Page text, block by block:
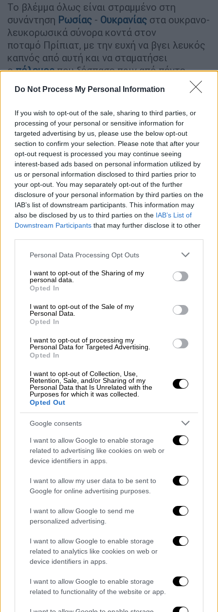
Do Not Process My Personal Information
If you wish to opt-out of the sale, sharing to third parties, or
processing of your personal or sensitive information for
targeted advertising by us, please use the below opt-out
section to confirm your selection. Please note that after your
opt-out request is processed you may continue seeing
interest-based ads based on personal information utilized by
us or personal information disclosed to third parties prior to
your opt-out. You may separately opt-out of the further
disclosure of your personal information by third parties on the
IAB’s list of downstream participants. This information may
also be disclosed by us to third parties on the IAB’s List of
Downstream Participants that may further disclose it to other
Please note that this website/app uses one or more Google
not limited to your visit or usage behaviour. You may click to
grant or deny consent to Google and its third-party tags to
use your data for below specified purposes in below Google
consent section.
Personal Data Processing Opt Outs
I want to opt-out of the Sharing of my
personal data.
Opted In
I want to opt-out of the Sale of my
Personal Data.
Opted In
I want to opt-out of processing my
Personal Data for Targeted Advertising.
Opted In
I want to opt-out of Collection, Use,
Retention, Sale, and/or Sharing of my
Personal Data that Is Unrelated with the
Purposes for which it was collected.
Opted Out
Google consents
I want to allow Google to enable storage
related to advertising like cookies on web or
device identifiers in apps.
I want to allow my user data to be sent to
Google for online advertising purposes.
I want to allow Google to send me
personalized advertising.
I want to allow Google to enable storage
related to analytics like cookies on web or
device identifiers in apps.
I want to allow Google to enable storage
related to functionality of the website or app.
Το βλέμμα όλως είναι στραμμένο στη
συνάντηση Ρωσίας - Ουκρανίας στα ουκρανο-
λευκορωσικά σύνορα κοντά στον
ποταμό Πρίπιατ, με την ευχή να βγει λευκός
καπνός από αυτή και να σταματήσει
οπόλεμοςπου ξέσπασε πριν από πέντε
την Κυριακή ανακοίνωσε ότι οι ουκρανικές
και ρωσικές αντιπροσωπείες θα
συναντηθούν χωρίς προϋποθέσεις στο
Πριπιάτ της Λευκορωσίας.
Δείτε λεπτό προς λεπτό τις εξελίξεις στο
live blog του ethnos.gr
Το υπουργείο Εξωτερικών τηςΛευκορωσίας
δημοσίευσε μια φωτογραφία από τον τόπο
διεξαγωγής των σημερινών
φιλοξενηθούν οι διαπραγματεύσεις Ρωσίας-
Ουκρανίας. Περιμένοντας να φτάσουν οι
αντιπροσωπείες», ανέφερε το υπουργείο σε
tweet γύρω στις 9 το πρωί τοπική ώρα.
⚡️🇷🇺🇧🇾🇺🇦In Belarus, everything
is ready to host Russia-Ukraine
to arrive
pic.twitter.com/WSnPMyChwg
— Belarus MFA 🇧🇾 (@BelarusMFA)
February 28, 2022
Ο Ζελένσκι είπε ότι δεν είναι σίγουρος ότι
θα σημειωθεί πρόοδος, αλλά ότι θα
«Θα πω ειλικρινά, όπως πάντα, ότι δεν
συνάντησης», είπε. «Αλλά ας
προσπαθήσουμε, ώστε κανένας πολίτης της
Ουκρανίας να μην έχει καμία αμφιβολία ότι
εγώ, ως πρόεδρος, δεν προσπάθησα να
σταματήσω τον πόλεμο όταν υπήρχε έστω
και μια ευκαιρία».
ΔΙΑΒΑΣΤΕ ΕΠΙΣΗΣ